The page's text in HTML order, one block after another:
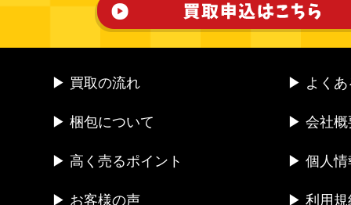
▶ 買取の流れ
▶ 梱包について
▶ 高く売るポイント
▶ お客様の声
▶ よくあ
▶ 会社概
▶ 個人情
▶ 利用規